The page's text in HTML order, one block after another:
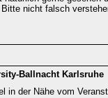
nicht falsch
Ballnacht Karlsruhe
in der Nähe vom